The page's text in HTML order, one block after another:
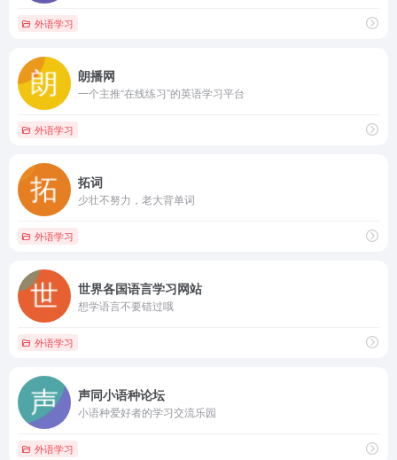
外语学习
朗播网
一个主推“在线练习”的英语学习平台
外语学习
拓词
少壮不努力，老大背单词
外语学习
世界各国语言学习网站
想学语言不要错过哦
外语学习
声同小语种论坛
小语种爱好者的学习交流乐园
外语学习